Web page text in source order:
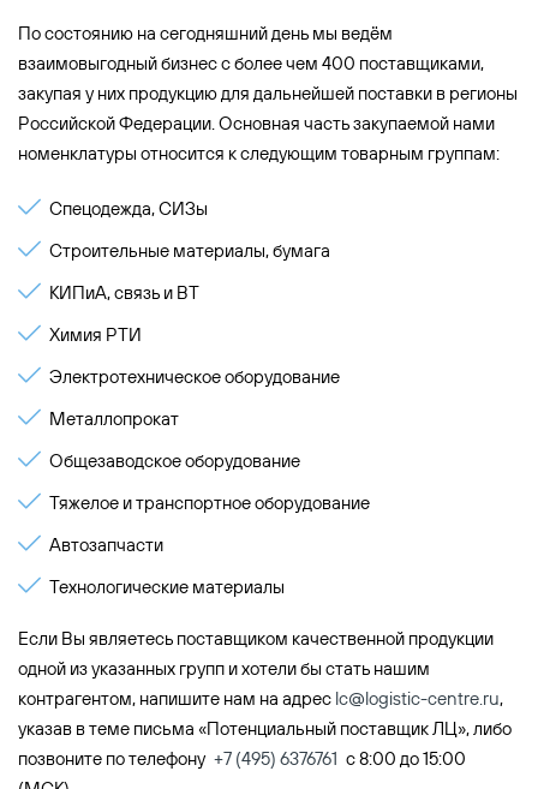
По состоянию на сегодняшний день мы ведём
взаимовыгодный бизнес с более чем 400 поставщиками,
закупая у них продукцию для дальнейшей поставки в регионы
Российской Федерации. Основная часть закупаемой нами
номенклатуры относится к следующим товарным группам:
Спецодежда, СИЗы
Строительные материалы, бумага
КИПиА, связь и ВТ
Химия РТИ
Электротехническое оборудование
Металлопрокат
Общезаводское оборудование
Тяжелое и транспортное оборудование
Автозапчасти
Технологические материалы
Если Вы являетесь поставщиком качественной продукции
одной из указанных групп и хотели бы стать нашим
контрагентом, напишите нам на адрес lc@logistic-centre.ru,
указав в теме письма «Потенциальный поставщик ЛЦ», либо
позвоните по телефону +7 (495) 6376761 с 8:00 до 15:00